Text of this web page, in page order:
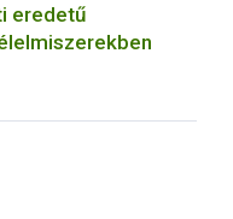
eredetű